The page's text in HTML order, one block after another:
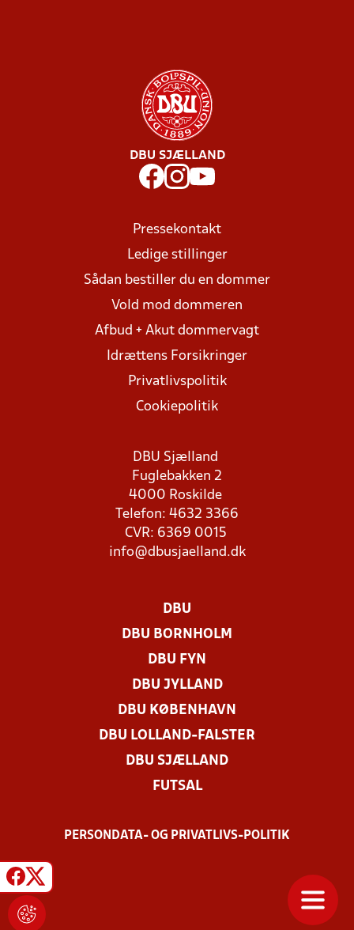
DBU SJÆLLAND
Pressekontakt
Ledige stillinger
Sådan bestiller du en dommer
Vold mod dommeren
Afbud + Akut dommervagt
Idrættens Forsikringer
Privatlivspolitik
Cookiepolitik
DBU Sjælland
Fuglebakken 2
4000 Roskilde
Telefon: 4632 3366
CVR: 6369 0015
info@dbusjaelland.dk
DBU
DBU BORNHOLM
DBU FYN
DBU JYLLAND
DBU KØBENHAVN
DBU LOLLAND-FALSTER
DBU SJÆLLAND
FUTSAL
PERSONDATA- OG PRIVATLIVS-POLITIK